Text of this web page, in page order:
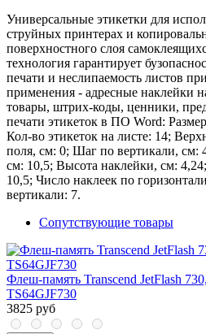
Универсальные этикетки для
струйных принтерах и
поверхностного слоя
технология гарантирует
печати и неслипаемость листов
применения - адресные наклейки
товары, штрих-коды, ценники,
печати этикеток в ПО Word:
Кол-во этикеток на листе: 14;
поля, см: 0; Шаг по вертикали, см:
см: 10,5; Высота наклейки, см:
10,5; Число наклеек по
вертикали: 7.
Сопутствующие товары
Флеш-память Transcend JetFlash
TS64GJF730
3825 руб